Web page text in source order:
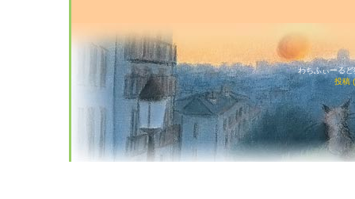
わちふぃーる
投稿